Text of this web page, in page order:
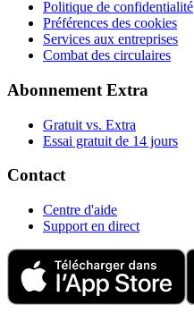
Politique de confidentialité
Préférences des cookies
Services aux entreprises
Combat des circulaires
Abonnement Extra
Gratuit vs. Extra
Essai gratuit de 14 jours
Contact
Centre d'aide
Support en direct